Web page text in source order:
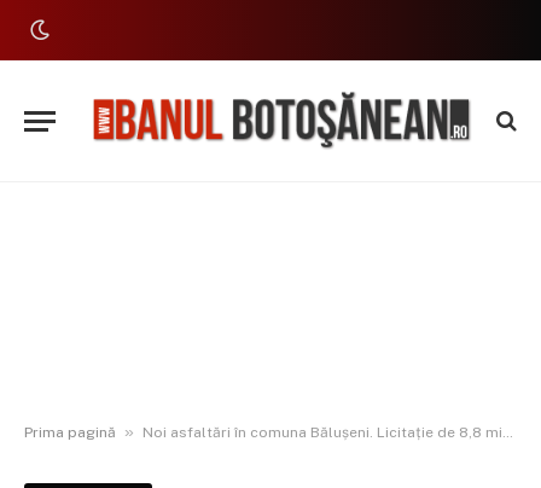
Prima pagină » Noi asfaltări în comuna Bălușeni. Licitație de 8,8 milioane lei